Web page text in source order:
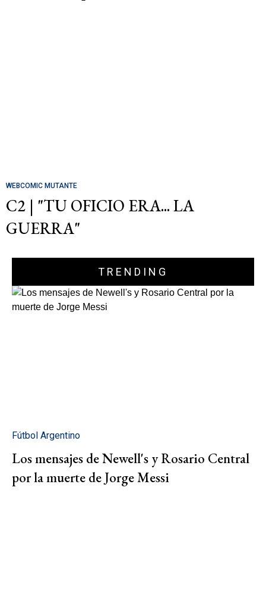
WEBCOMIC MUTANTE
C2 | "TU OFICIO ERA... LA
GUERRA"
TRENDING
Fútbol Argentino
Los mensajes de Newell's y Rosario Central
por la muerte de Jorge Messi